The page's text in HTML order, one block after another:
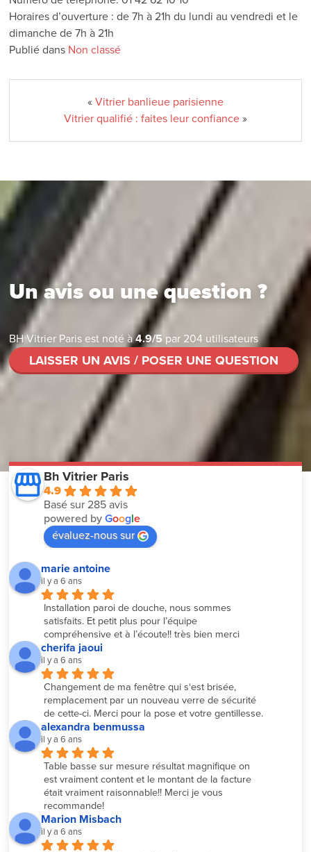
Horaires d’ouverture : de 7h à 21h du lundi au vendredi et le
dimanche de 7h à 21h
Publié dans Non classé
« Vitrier banlieue parisienne
Vitrier qualifié : faites leur confiance»
Un avis ou une question ?
BH Vitrier Paris est noté à4.9/5 par 204 utilisateurs
LAISSER UN AVIS / POSER UNE QUESTION
Bh Vitrier Paris
4.9
Basé sur 285 avis
powered byGoogle
évaluez-nous sur
marie antoine
il y a 6 ans
Installation paroi de douche, nous sommes
satisfaits. Et petit plus pour l’équipe
compréhensive et à l’écoute!! très bien merci
cherifa jaoui
il y a 6 ans
Changement de ma fenêtre qui s‘est brisée,
remplacement par un nouveau verre de sécurité
de cette-ci. Merci pour la pose et votre gentillesse.
alexandra benmussa
il y a 6 ans
Table basse sur mesure résultat magnifique on
est vraiment content et le montant de la facture
était vraiment raisonnable!! Merci je vous
recommande!
Marion Misbach
il y a 6 ans